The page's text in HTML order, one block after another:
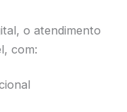
o atendimento
com: